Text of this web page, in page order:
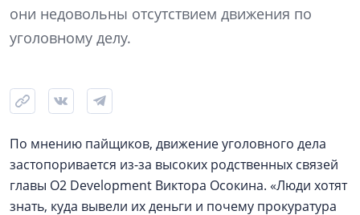
они недовольны отсутствием движения по
уголовному делу.
По мнению пайщиков, движение уголовного дела
застопоривается из-за высоких родственных связей
главы О2 Development Виктора Осокина. «Люди хотят
знать, куда вывели их деньги и почему прокуратура